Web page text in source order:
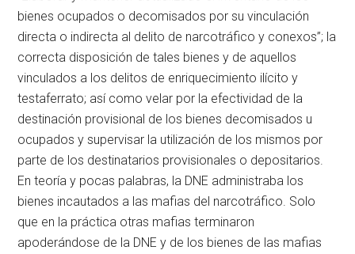
bienes ocupados o decomisados por su vinculación
directa o indirecta al delito de narcotráfico y conexos”; la
correcta disposición de tales bienes y de aquellos
vinculados a los delitos de enriquecimiento ilícito y
testaferrato; así como velar por la efectividad de la
destinación provisional de los bienes decomisados u
ocupados y supervisar la utilización de los mismos por
parte de los destinatarios provisionales o depositarios.
En teoría y pocas palabras, la DNE administraba los
bienes incautados a las mafias del narcotráfico. Solo
que en la práctica otras mafias terminaron
apoderándose de la DNE y de los bienes de las mafias